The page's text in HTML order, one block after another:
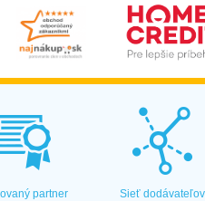
partner Sieť dodávateľov